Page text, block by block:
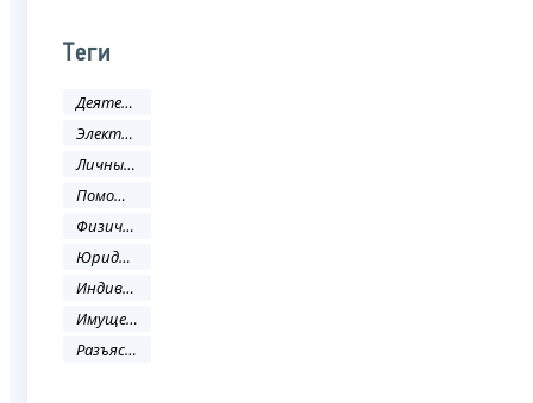
Теги
Деятельность ФНС
Электронные услуги
Личный кабинет
Помощь налогоплательщику
Физическое лицо
Юридическое лицо
Индивидуальный предприниматель
Имущественные налоги
Разъяснения ФНС России